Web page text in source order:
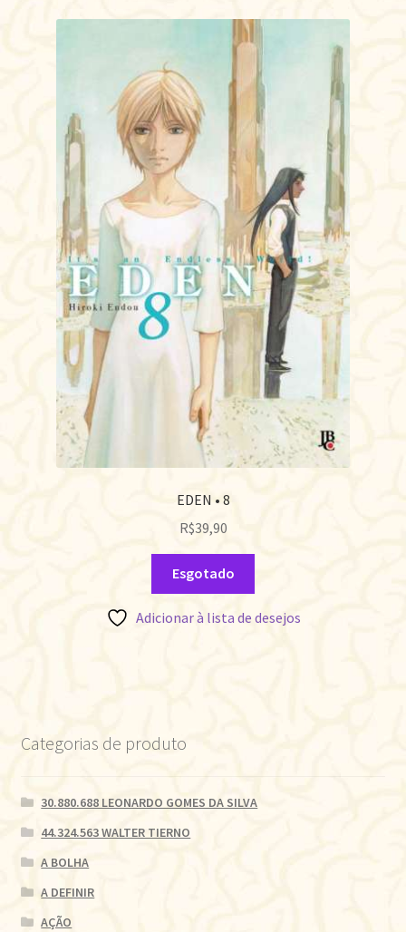
EDEN • 8
R$39,90
Esgotado
Adicionar à lista de desejos
Categorias de produto
30.880.688 LEONARDO GOMES DA SILVA
44.324.563 WALTER TIERNO
A BOLHA
A DEFINIR
AÇÃO